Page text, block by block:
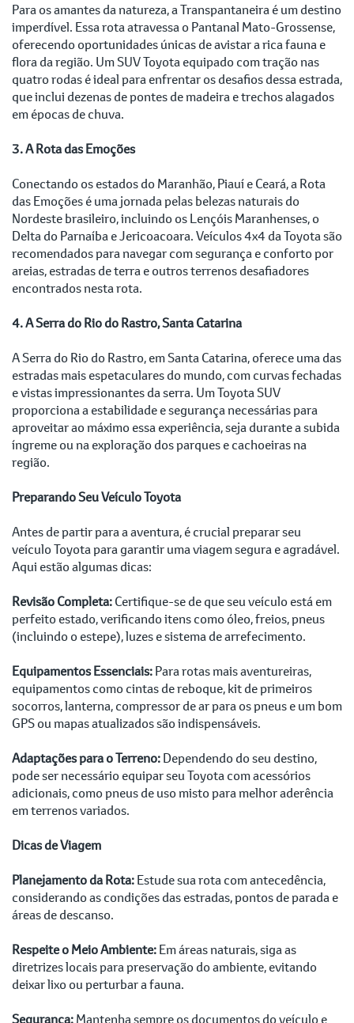
Para os amantes da natureza, a Transpantaneira é um destino
imperdível. Essa rota atravessa o Pantanal Mato-Grossense,
oferecendo oportunidades únicas de avistar a rica fauna e
flora da região. Um SUV Toyota equipado com tração nas
quatro rodas é ideal para enfrentar os desafios dessa estrada,
que inclui dezenas de pontes de madeira e trechos alagados
em épocas de chuva.
3. A Rota das Emoções
Conectando os estados do Maranhão, Piauí e Ceará, a Rota
das Emoções é uma jornada pelas belezas naturais do
Nordeste brasileiro, incluindo os Lençóis Maranhenses, o
Delta do Parnaíba e Jericoacoara. Veículos 4x4 da Toyota são
recomendados para navegar com segurança e conforto por
areias, estradas de terra e outros terrenos desafiadores
encontrados nesta rota.
4. A Serra do Rio do Rastro, Santa Catarina
A Serra do Rio do Rastro, em Santa Catarina, oferece uma das
estradas mais espetaculares do mundo, com curvas fechadas
e vistas impressionantes da serra. Um Toyota SUV
proporciona a estabilidade e segurança necessárias para
aproveitar ao máximo essa experiência, seja durante a subida
íngreme ou na exploração dos parques e cachoeiras na
região.
Preparando Seu Veículo Toyota
Antes de partir para a aventura, é crucial preparar seu
veículo Toyota para garantir uma viagem segura e agradável.
Aqui estão algumas dicas:
Revisão Completa:Certifique-se de que seu veículo está em
perfeito estado, verificando itens como óleo, freios, pneus
(incluindo o estepe), luzes e sistema de arrefecimento.
Equipamentos Essenciais:Para rotas mais aventureiras,
equipamentos como cintas de reboque, kit de primeiros
socorros, lanterna, compressor de ar para os pneus e um bom
GPS ou mapas atualizados são indispensáveis.
Adaptações para o Terreno:Dependendo do seu destino,
pode ser necessário equipar seu Toyota com acessórios
adicionais, como pneus de uso misto para melhor aderência
em terrenos variados.
Dicas de Viagem
Planejamento da Rota:Estude sua rota com antecedência,
considerando as condições das estradas, pontos de parada e
áreas de descanso.
Respeite o Meio Ambiente:Em áreas naturais, siga as
diretrizes locais para preservação do ambiente, evitando
deixar lixo ou perturbar a fauna.
Segurança:Mantenha sempre os documentos do veículo e